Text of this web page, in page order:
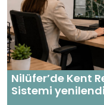
Nilüfer’de Kent
Sistemi yenilendi